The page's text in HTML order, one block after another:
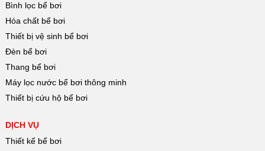
Bình lọc bể bơi
Hóa chất bể bơi
Thiết bị vệ sinh bể bơi
Đèn bể bơi
Thang bể bơi
Máy lọc nước bể bơi thông minh
Thiết bị cứu hộ bể bơi
DỊCH VỤ
Thiết kế bể bơi